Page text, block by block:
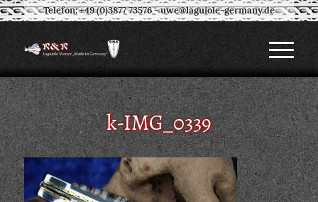
Telefon: +49 (0)3877 73576-uwe@laguiole-germany.de
k-IMG_0339